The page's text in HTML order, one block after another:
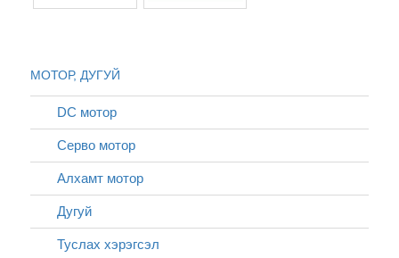
МОТОР, ДУГУЙ
DC мотор
Серво мотор
Алхамт мотор
Дугуй
Туслах хэрэгсэл